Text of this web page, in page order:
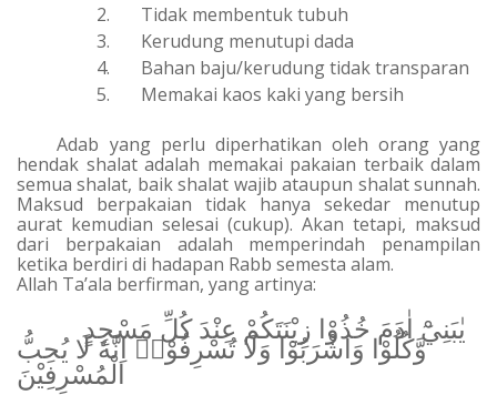
2.
Tidak membentuk tubuh
3.
Kerudung menutupi dada
4.
Bahan baju/kerudung tidak transparan
5.
Memakai kaos kaki yang bersih
Adab yang perlu diperhatikan oleh orang yang
hendak shalat adalah memakai pakaian terbaik dalam
semua shalat, baik shalat wajib ataupun shalat sunnah.
Maksud berpakaian tidak hanya sekedar menutup
aurat kemudian selesai (cukup). Akan tetapi, maksud
dari berpakaian adalah memperindah penampilan
ketika berdiri di hadapan Rabb semesta alam.
Allah Ta’ala berfirman, yang artinya:
يٰبَنِيْٓ اٰدَمَ خُذُوْا زِيْنَتَكُمْ عِنْدَ كُلِّ مَسْجِدٍ
وَّكُلُوْا وَاشْرَبُوْا وَلَا تُسْرِفُوْاۚ اِنَّهٗ لَا يُحِبُّ
الْمُسْرِفِيْنَ